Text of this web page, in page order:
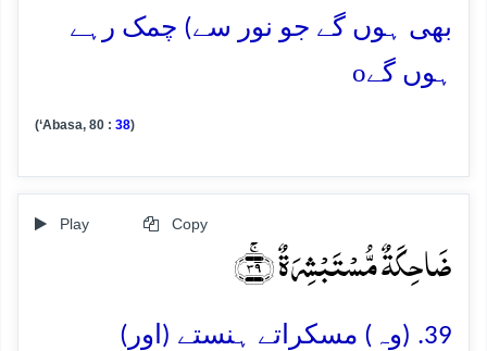
بھی ہوں گے جو نور سے) چمک رہے
ہوں گےo
(‘Abasa, 80 : 38)
Play Copy
ضَاحِکَۃٌ مُّسۡتَبۡشِرَۃٌ ﴿ۚ۳۹﴾
39. (وہ) مسکراتے ہنستے (اور)